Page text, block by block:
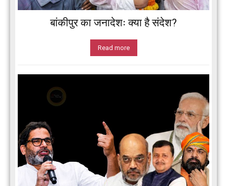
बांकीपुर का जनादेशः क्या है संदेश?
Read more